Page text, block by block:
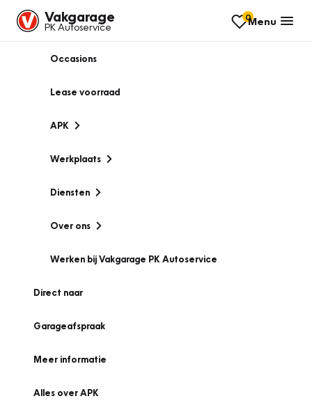
Vakgarage
PK Autoservice
0Menu
Occasions
Lease voorraad
APK
Werkplaats
Diensten
Over ons
Werken bij Vakgarage PK Autoservice
Direct naar
Garageafspraak
Meer informatie
Alles over APK